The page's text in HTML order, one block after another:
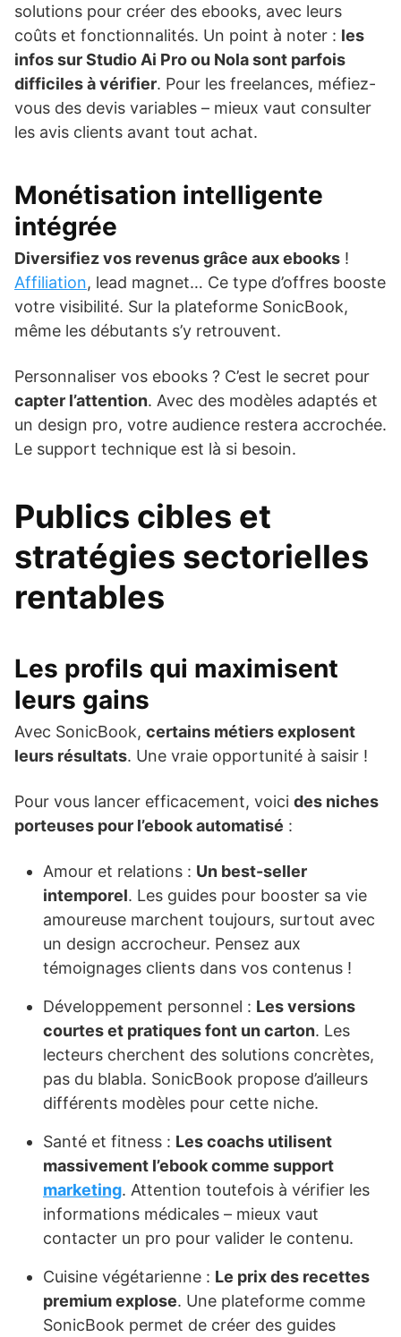
solutions pour créer des ebooks, avec leurs
coûts et fonctionnalités. Un point à noter : les
infos sur Studio Ai Pro ou Nola sont parfois
difficiles à vérifier. Pour les freelances, méfiez-
vous des devis variables – mieux vaut consulter
les avis clients avant tout achat.
Monétisation intelligente
intégrée
Diversifiez vos revenus grâce aux ebooks !
Affiliation, lead magnet… Ce type d’offres booste
votre visibilité. Sur la plateforme SonicBook,
même les débutants s’y retrouvent.
Personnaliser vos ebooks ? C’est le secret pour
capter l’attention. Avec des modèles adaptés et
un design pro, votre audience restera accrochée.
Le support technique est là si besoin.
Publics cibles et
stratégies sectorielles
rentables
Les profils qui maximisent
leurs gains
Avec SonicBook, certains métiers explosent
leurs résultats. Une vraie opportunité à saisir !
Pour vous lancer efficacement, voici des niches
porteuses pour l’ebook automatisé :
Amour et relations : Un best-seller
intemporel. Les guides pour booster sa vie
amoureuse marchent toujours, surtout avec
un design accrocheur. Pensez aux
témoignages clients dans vos contenus !
Développement personnel : Les versions
courtes et pratiques font un carton. Les
lecteurs cherchent des solutions concrètes,
pas du blabla. SonicBook propose d’ailleurs
différents modèles pour cette niche.
Santé et fitness : Les coachs utilisent
massivement l’ebook comme support
marketing. Attention toutefois à vérifier les
informations médicales – mieux vaut
contacter un pro pour valider le contenu.
Cuisine végétarienne : Le prix des recettes
premium explose. Une plateforme comme
SonicBook permet de créer des guides